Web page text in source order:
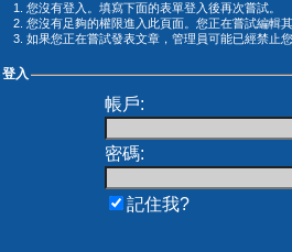
您沒有登入。填寫下面的表單登入後再次嘗試。
您沒有足夠的權限進入此頁面。您正在嘗試編輯
如果您正在嘗試發表文章，管理員可能已經禁止
登入
帳戶:
密碼:
記住我?